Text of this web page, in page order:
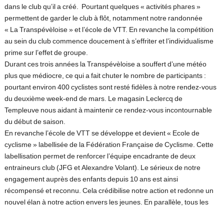
dans le club qu’il a créé. Pourtant quelques « activités phares »
permettent de garder le club à flôt, notamment notre randonnée
« La Transpévèloise » et l’école de VTT. En revanche la compétition
au sein du club commence doucement à s’effriter et l’individualisme
prime sur l’effet de groupe.
Durant ces trois années la Transpévèloise a souffert d’une météo
plus que médiocre, ce qui a fait chuter le nombre de participants :
pourtant environ 400 cyclistes sont resté fidèles à notre rendez-vous
du deuxième week-end de mars. Le magasin Leclercq de
Templeuve nous aidant à maintenir ce rendez-vous incontournable
du début de saison.
En revanche l’école de VTT se développe et devient « Ecole de
cyclisme » labellisée de la Fédération Française de Cyclisme. Cette
labellisation permet de renforcer l’équipe encadrante de deux
entraineurs club (JFG et Alexandre Volant). Le sérieux de notre
engagement auprès des enfants depuis 10 ans est ainsi
récompensé et reconnu. Cela crédibilise notre action et redonne un
nouvel élan à notre action envers les jeunes. En parallèle, tous les